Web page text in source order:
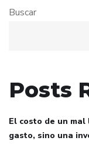
Buscar
Posts
El costo de un
gasto, sino una